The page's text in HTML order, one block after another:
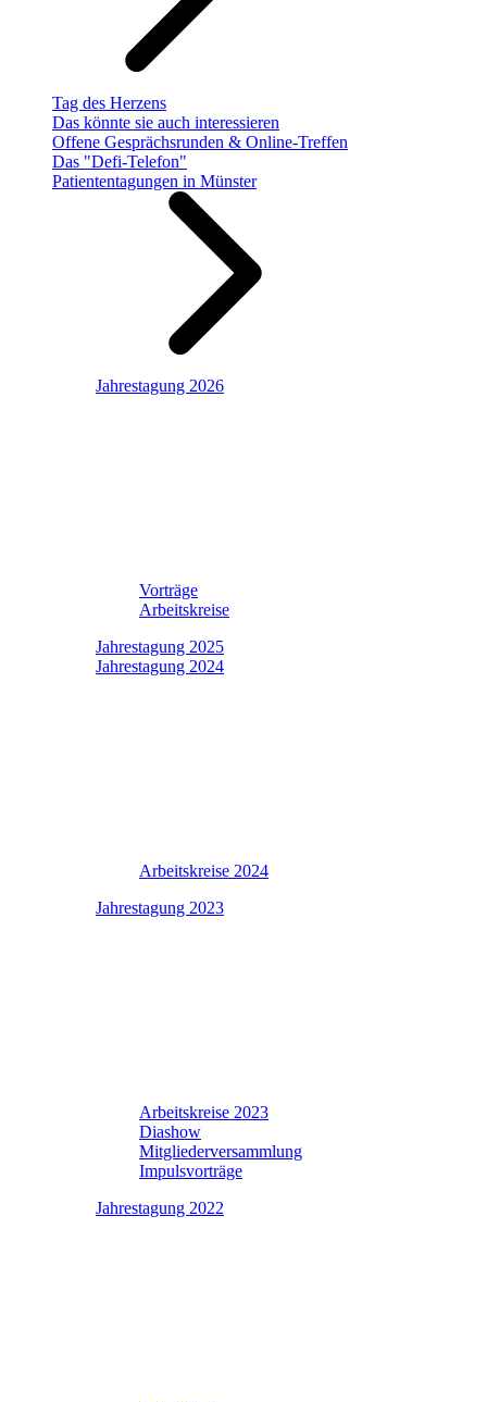
Tag des Herzens
Das könnte sie auch interessieren
Offene Gesprächsrunden & Online-Treffen
Das "Defi-Telefon"
Patiententagungen in Münster
Jahrestagung 2026
Vorträge
Arbeitskreise
Jahrestagung 2025
Jahrestagung 2024
Arbeitskreise 2024
Jahrestagung 2023
Arbeitskreise 2023
Diashow
Mitgliederversammlung
Impulsvorträge
Jahrestagung 2022